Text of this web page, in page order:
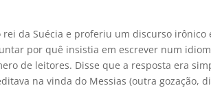
rei da Suécia e proferiu um discurso irônico
por quê insistia em escrever num
de leitores. Disse que a resposta era
na vinda do Messias (outra gozação,